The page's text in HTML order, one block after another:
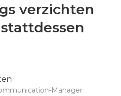
verzichten
Manager